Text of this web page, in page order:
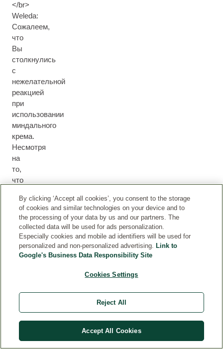
</br>
Weleda:
Сожалеем,
что
Вы
столкнулись
с
нежелательной
реакцией
при
использовании
миндального
крема.
Несмотря
на
то,
что
миндальной
гаммы
учитывает
отказ
от
распространённых
Марина
2
By clicking ‘Accept all cookies’, you consent to the storage
of cookies and similar technologies on your device and to
the processing of your data by us and our partners. The
collected data will be used for ads personalization.
Especially cookies and mobile ad identifiers will be used for
personalized and non-personalized advertising. Link to
Google's Business Data Responsibility Site
Cookies Settings
Reject All
Accept All Cookies